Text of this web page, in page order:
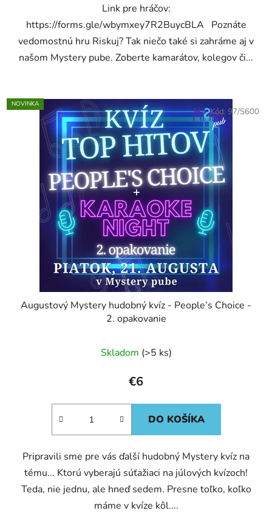
Link pre hráčov:
https://forms.gle/wbymxey7R2BuycBLA Poznáte
vedomostnú hru Riskuj? Tak niečo také si zahráme aj v
našom Mystery pube. Zoberte kamarátov, kolegov či...
NOVINKA
Augustový Mystery hudobný kvíz - People’s Choice -
2. opakovanie
Skladom (>5 ks)
€6
DO KOŠÍKA
Pripravili sme pre vás ďalší hudobný Mystery kvíz na
tému... Ktorú vyberajú súťažiaci na júlových kvízoch!
Teda, nie jednu, ale hneď sedem. Presne toľko, koľko
máme v kvíze kôl....
Kód:97/S600